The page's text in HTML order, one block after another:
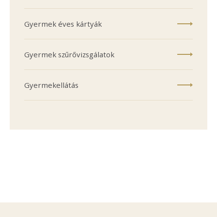
Gyermek éves kártyák
Gyermek szűrővizsgálatok
Gyermekellátás